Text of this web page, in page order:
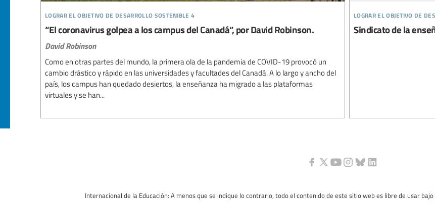
lograr el objetivo de desarrollo sostenible 4
“El coronavirus golpea a los campus del Canadá”, por David Robinson.
David Robinson
Como en otras partes del mundo, la primera ola de la pandemia de COVID-19 provocó un
cambio drástico y rápido en las universidades y facultades del Canadá. A lo largo y ancho del
país, los campus han quedado desiertos, la enseñanza ha migrado a las plataformas
virtuales y se han...
lograr el objetivo de
Sindicato de la
Internacional de la Educación: A menos que se indique lo contrario, todo el contenido de este sitio web es libre de usar bajo